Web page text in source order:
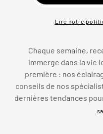
Lire notre
Chaque semaine,
immerge dans la vie
première : nos
conseils de nos
dernières tendances